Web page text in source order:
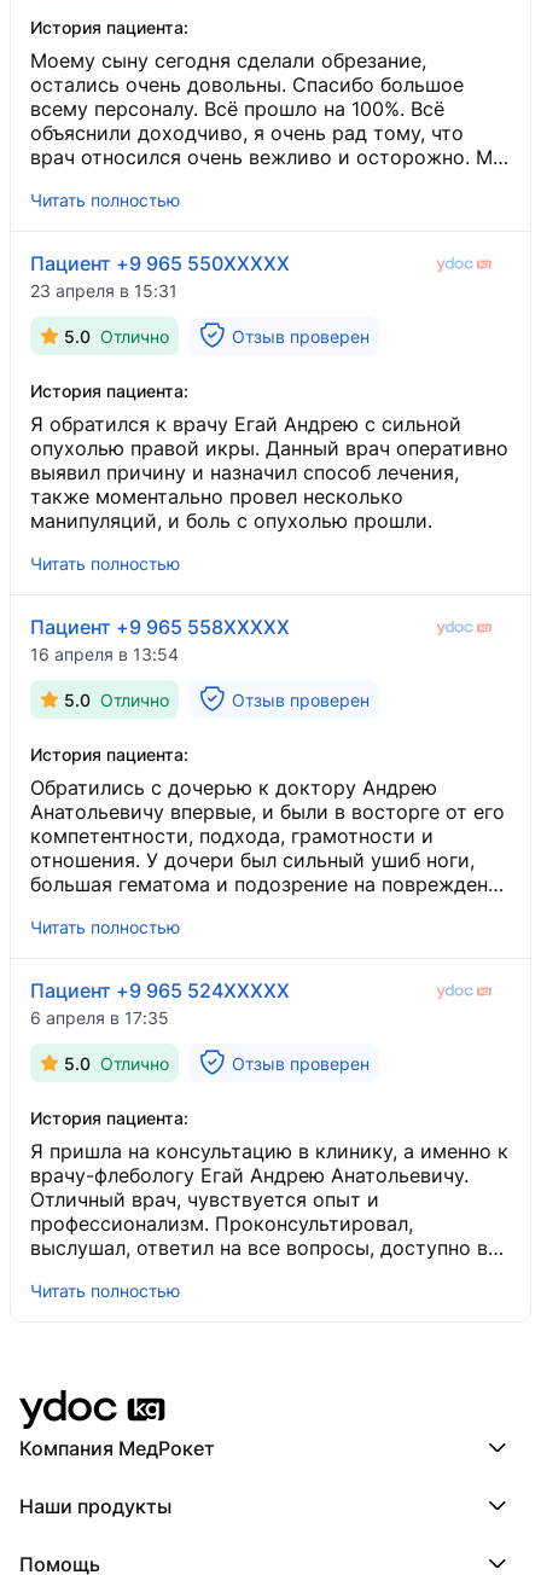
История пациента:
Моему сыну сегодня сделали обрезание,
остались очень довольны. Спасибо большое
всему персоналу. Всё прошло на 100%. Всё
объяснили доходчиво, я очень рад тому, что
врач относился очень вежливо и осторожно. Мы
доверились и правильно сделали. Сын остался
операцию Умид Бахтиярович, и мне нравится
его работа, то, как он вежливо все сделал. Мне
очень понравилась его работа, а главное, мой
сын был с ним спокоен. А с другими врачами
мой сын плохо себя вёл, но ему понравился
бояться врачей, только этот врач успокоил
моего сына.
Читать полностью
Пациент +9 965 550XXXXX
23 апреля в 15:31
5.0 Отлично Отзыв проверен
История пациента:
Я обратился к врачу Егай Андрею с сильной
опухолью правой икры. Данный врач оперативно
выявил причину и назначил способ лечения,
также моментально провел несколько
манипуляций, и боль с опухолью прошли.
Читать полностью
Пациент +9 965 558XXXXX
16 апреля в 13:54
5.0 Отлично Отзыв проверен
История пациента:
Обратились с дочерью к доктору Андрею
Анатольевичу впервые, и были в восторге от его
компетентности, подхода, грамотности и
отношения. У дочери был сильный ушиб ноги,
большая гематома и подозрение на повреждение
выслушал и провел сразу же процедуру.
Читать полностью
Пациент +9 965 524XXXXX
6 апреля в 17:35
5.0 Отлично Отзыв проверен
История пациента:
Я пришла на консультацию в клинику, а именно к
врачу-флебологу Егай Андрею Анатольевичу.
Отличный врач, чувствуется опыт и
профессионализм. Проконсультировал,
выслушал, ответил на все вопросы, доступно все
требовалось после поставленного диагноза.
советую всем. Спасибо вам большое за
здоровые и красивые ноги, вам желаю успехов
во всём.
Читать полностью
Компания МедРокет
О YDoc
Наши продукты
Помощь